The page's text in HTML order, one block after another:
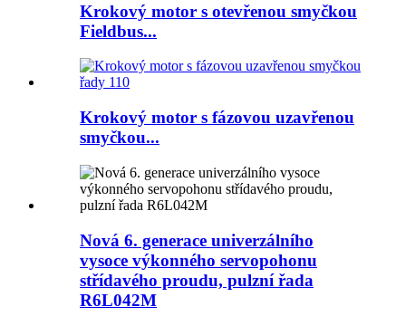
Krokový motor s otevřenou smyčkou
Fieldbus...
Krokový motor s fázovou uzavřenou
smyčkou...
Nová 6. generace univerzálního
vysoce výkonného servopohonu
střídavého proudu, pulzní řada
R6L042M